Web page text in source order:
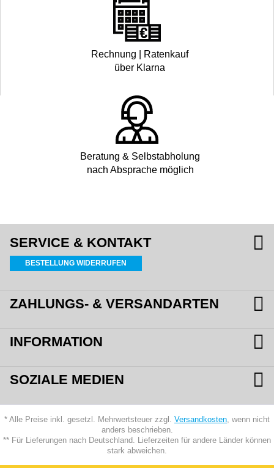
Rechnung | Ratenkauf
über Klarna
Beratung & Selbstabholung
nach Absprache möglich
SERVICE & KONTAKT
BESTELLUNG WIDERRUFEN
ZAHLUNGS- & VERSANDARTEN
INFORMATION
SOZIALE MEDIEN
* Alle Preise inkl. gesetzl. Mehrwertsteuer zzgl. Versandkosten, wenn nicht
anders beschrieben.
** Für Lieferungen nach Deutschland. Lieferzeiten für andere Länder können
stark abweichen.